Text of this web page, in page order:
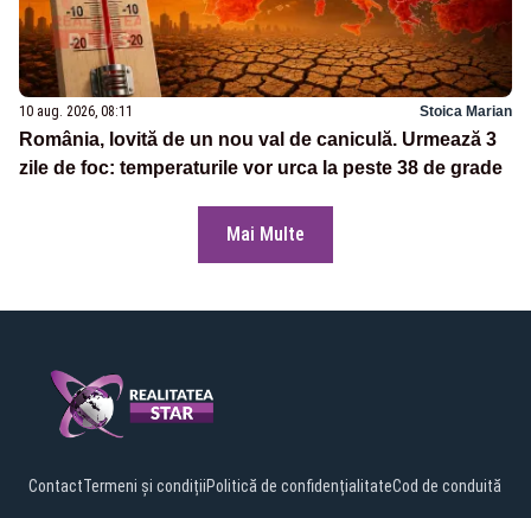
10 aug. 2026, 08:11 Stoica Marian
România, lovită de un nou val de caniculă. Urmează 3
zile de foc: temperaturile vor urca la peste 38 de grade
Mai Multe
ContactTermeni și condițiiPolitică de confidențialitateCod de conduită